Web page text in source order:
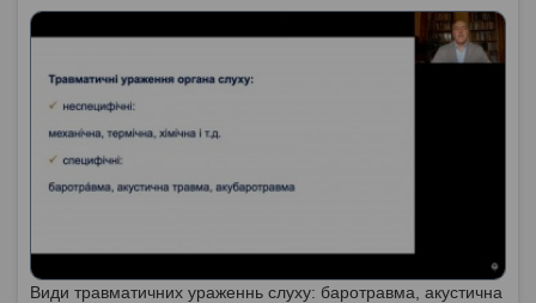
Види травматичних ураженнь слуху: баротравма, акустична